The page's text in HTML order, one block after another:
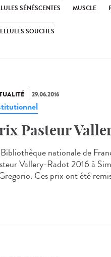
SÉNÉSCENTES MUSCLE
SOUCHES
29.06.2016
Pasteur
nationale de
Vallery-Radot 2016 à
Ces prix ont été